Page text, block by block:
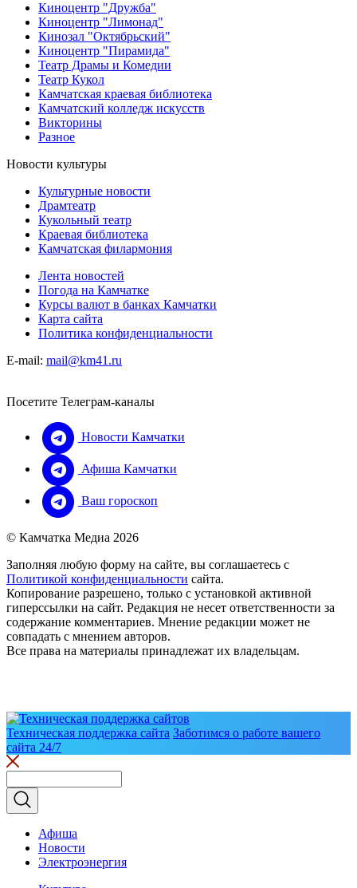
Киноцентр "Дружба"
Киноцентр "Лимонад"
Кинозал "Октябрьский"
Киноцентр "Пирамида"
Театр Драмы и Комедии
Театр Кукол
Камчатская краевая библиотека
Камчатский колледж искусств
Викторины
Разное
Новости культуры
Культурные новости
Драмтеатр
Кукольный театр
Краевая библиотека
Камчатская филармония
Лента новостей
Погода на Камчатке
Курсы валют в банках Камчатки
Карта сайта
Политика конфиденциальности
E-mail: mail@km41.ru
Посетите Телеграм-каналы
Новости Камчатки
Афиша Камчатки
Ваш гороскоп
© Камчатка Медиа 2026
Заполняя любую форму на сайте, вы соглашаетесь с
Политикой конфиденциальности сайта.
Копирование разрешено, только с установкой активной
гиперссылки на сайт. Редакция не несет ответственности за
содержание комментариев. Мнение редакции может не
совпадать с мнением авторов.
Все права на материалы принадлежат их владельцам.
Техническая поддержка сайта Заботимся о работе вашего
сайта 24/7
Афиша
Новости
Электроэнергия